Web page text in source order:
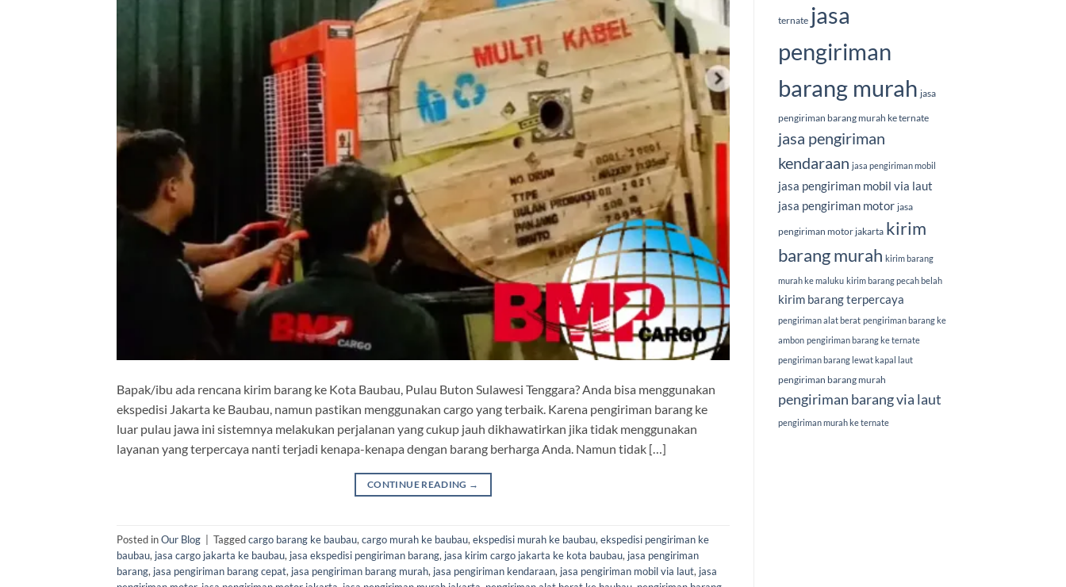
Bapak/ibu ada rencana kirim barang ke Kota Baubau, Pulau Buton Sulawesi Tenggara? Anda bisa menggunakan
ekspedisi Jakarta ke Baubau, namun pastikan menggunakan cargo yang terbaik. Karena pengiriman barang ke
luar pulau jawa ini sistemnya melakukan perjalanan yang cukup jauh dikhawatirkan jika tidak menggunakan
layanan yang terpercaya nanti terjadi kenapa-kenapa dengan barang berharga Anda. Namun tidak […]
CONTINUE READING →
Posted inOur Blog Taggedcargo barang ke baubau, cargo murah ke baubau, ekspedisi murah ke baubau, ekspedisi pengiriman ke
baubau, jasa cargo jakarta ke baubau, jasa ekspedisi pengiriman barang, jasa kirim cargo jakarta ke kota baubau, jasa pengiriman
barang, jasa pengiriman barang cepat, jasa pengiriman barang murah, jasa pengiriman kendaraan, jasa pengiriman mobil via laut, jasa
ternate jasa
pengiriman
barang murah jasa
pengiriman barang murah ke ternate
jasa pengiriman
kendaraan jasa pengiriman mobil
jasa pengiriman mobil via laut
jasa pengiriman motor jasa
pengiriman motor jakarta kirim
barang murah kirim barang
murah ke maluku kirim barang pecah belah
kirim barang terpercaya
pengiriman alat berat pengiriman barang ke
ambon pengiriman barang ke ternate
pengiriman barang lewat kapal laut
pengiriman barang murah
pengiriman barang via laut
pengiriman murah ke ternate